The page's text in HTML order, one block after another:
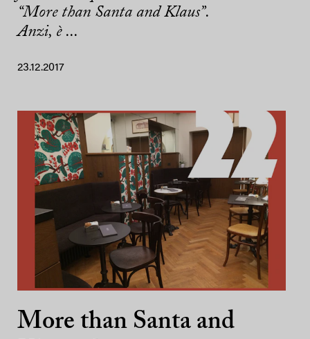
“More than Santa and Klaus”.
Anzi, è ...
23.12.2017
More than Santa and